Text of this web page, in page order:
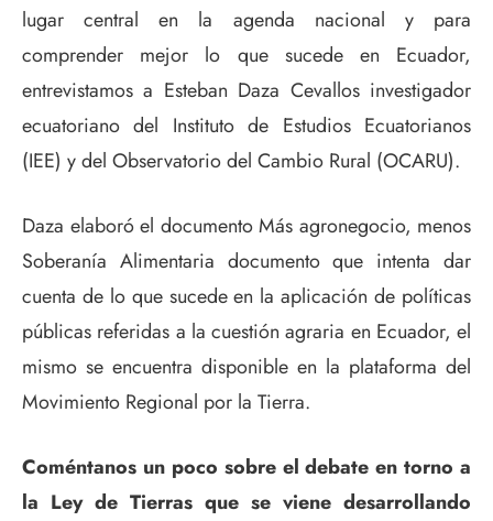
lugar central en la agenda nacional y para
comprender mejor lo que sucede en Ecuador,
entrevistamos a Esteban Daza Cevallos investigador
ecuatoriano del Instituto de Estudios Ecuatorianos
(IEE) y del Observatorio del Cambio Rural (OCARU).
Daza elaboró el documento Más agronegocio, menos
Soberanía Alimentaria documento que intenta dar
cuenta de lo que sucede en la aplicación de políticas
públicas referidas a la cuestión agraria en Ecuador, el
mismo se encuentra disponible en la plataforma del
Movimiento Regional por la Tierra.
Coméntanos un poco sobre el debate en torno a
la Ley de Tierras que se viene desarrollando